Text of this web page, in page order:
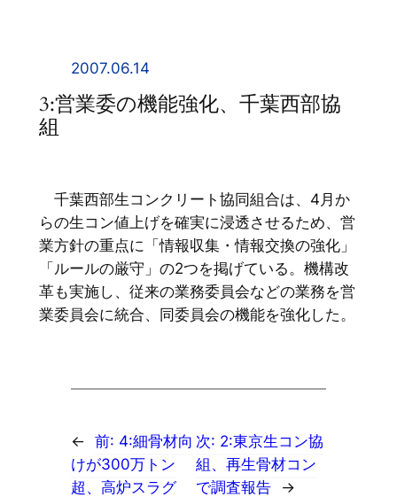
2007.06.14
3:営業委の機能強化、千葉西部協
組
千葉西部生コンクリート協同組合は、4月か
らの生コン値上げを確実に浸透させるため、営
業方針の重点に「情報収集・情報交換の強化」
「ルールの厳守」の2つを掲げている。機構改
革も実施し、従来の業務委員会などの業務を営
業委員会に統合、同委員会の機能を強化した。
← 前: 4:細骨材向
けが300万トン
超、高炉スラグ
次: 2:東京生コン協
組、再生骨材コン
で調査報告
→